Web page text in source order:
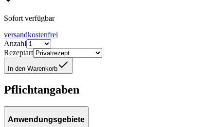
Sofort verfügbar
versandkostenfrei
Anzahl
Rezeptart
In den Warenkorb
Pflichtangaben
Anwendungsgebiete